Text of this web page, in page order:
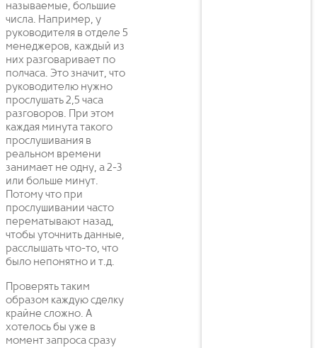
называемые, большие
числа. Например, у
руководителя в отделе 5
менеджеров, каждый из
них разговаривает по
полчаса. Это значит, что
руководителю нужно
прослушать 2,5 часа
разговоров. При этом
каждая минута такого
прослушивания в
реальном времени
занимает не одну, а 2-3
или больше минут.
Потому что при
прослушивании часто
перематывают назад,
чтобы уточнить данные,
расслышать что-то, что
было непонятно и т.д.
Проверять таким
образом каждую сделку
крайне сложно. А
хотелось бы уже в
момент запроса сразу